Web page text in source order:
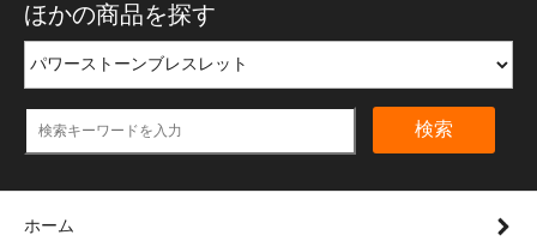
ほかの商品を探す
検索
ホーム